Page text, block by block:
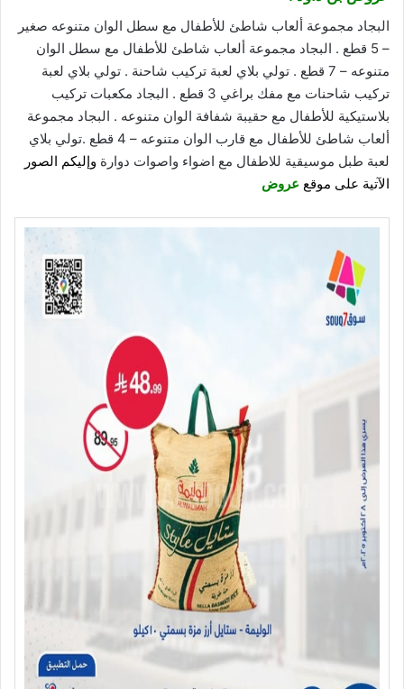
البجاد مجموعة ألعاب شاطئ للأطفال مع سطل الوان متنوعه صغير
– 5 قطع . البجاد مجموعة ألعاب شاطئ للأطفال مع سطل الوان
متنوعه – 7 قطع . تولي بلاي لعبة تركيب شاحنة . تولي بلاي لعبة
تركيب شاحنات مع مفك براغي 3 قطع . البجاد مكعبات تركيب
بلاستيكية للأطفال مع حقيبة شفافة الوان متنوعه . البجاد مجموعة
ألعاب شاطئ للأطفال مع قارب الوان متنوعه – 4 قطع .تولي بلاي
لعبة طبل موسيقية للاطفال مع اضواء واصوات دوارة وإليكم الصور
الآتية على موقع عروض